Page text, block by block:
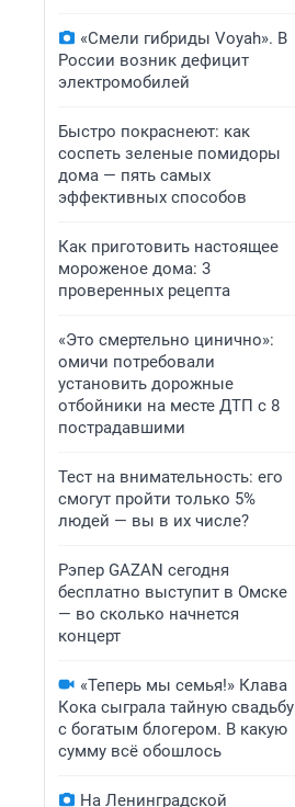
«Смели гибриды Voyah». В
России возник дефицит
электромобилей
Быстро покраснеют: как
соспеть зеленые помидоры
дома — пять самых
эффективных способов
Как приготовить настоящее
мороженое дома: 3
проверенных рецепта
«Это смертельно цинично»:
омичи потребовали
установить дорожные
отбойники на месте ДТП с 8
пострадавшими
Тест на внимательность: его
смогут пройти только 5%
людей — вы в их числе?
Рэпер GAZAN сегодня
бесплатно выступит в Омске
— во сколько начнется
концерт
«Теперь мы семья!» Клава
Кока сыграла тайную свадьбу
с богатым блогером. В какую
сумму всё обошлось
На Ленинградской